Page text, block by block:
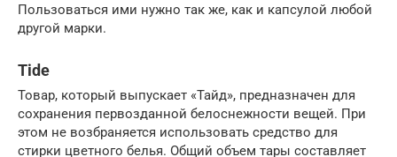
Пользоваться ими нужно так же, как и капсулой любой
другой марки.
Tide
Товар, который выпускает «Тайд», предназначен для
сохранения первозданной белоснежности вещей. При
этом не возбраняется использовать средство для
стирки цветного белья. Общий объем тары составляет